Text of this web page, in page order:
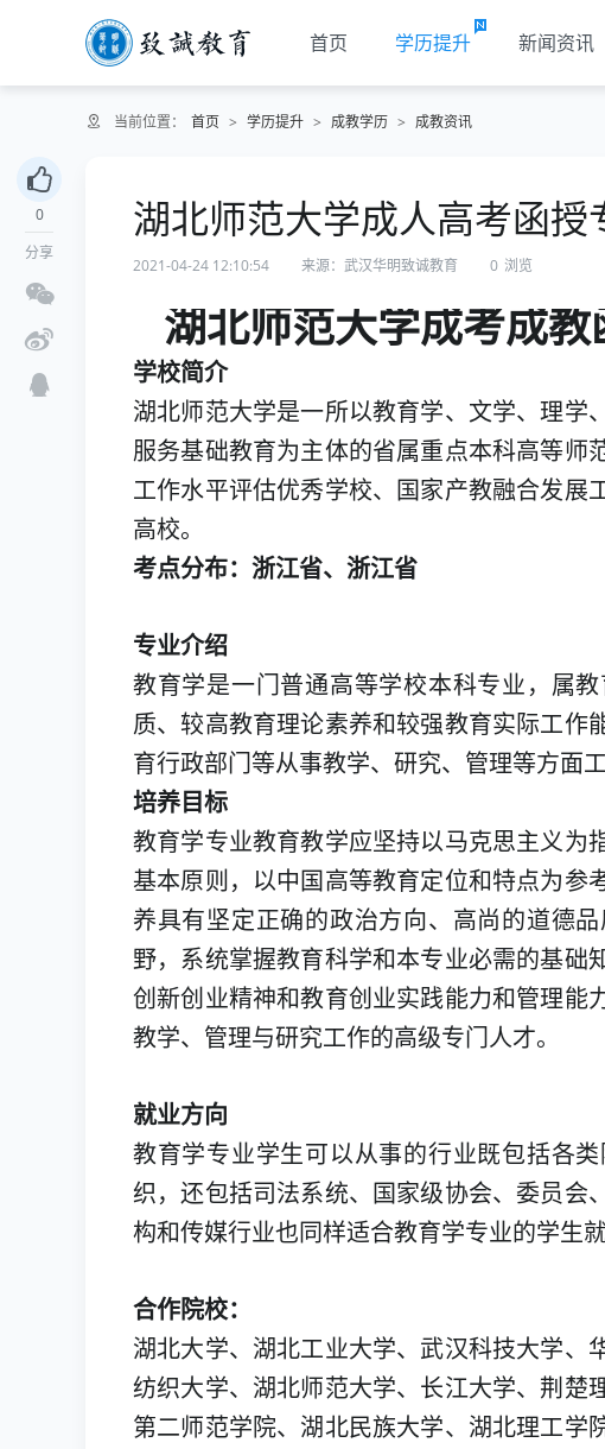
首页 学历提升 新闻资讯
当前位置： 首页 > 学历提升 > 成教学历 > 成教资讯
0
分享
湖北师范大学成人高考函
2021-04-24 12:10:54 来源：武汉华明致诚教育 0 浏览
湖北师范大学成考成
学校简介
湖北师范大学是一所以教育学、文学、理学
服务基础教育为主体的省属重点本科高等师
工作水平评估优秀学校、国家产教融合发展
高校。
考点分布：浙江省、浙江省
专业介绍
教育学是一门普通高等学校本科专业，属
质、较高教育理论素养和较强教育实际工作
育行政部门等从事教学、研究、管理等方面
培养目标
教育学专业教育教学应坚持以马克思主义为
基本原则，以中国高等教育定位和特点为参
养具有坚定正确的政治方向、高尚的道德
野，系统掌握教育科学和本专业必需的基础
创新创业精神和教育创业实践能力和管理能
教学、管理与研究工作的高级专门人才。
就业方向
教育学专业学生可以从事的行业既包括各
织，还包括司法系统、国家级协会、委员会
构和传媒行业也同样适合教育学专业的学生
合作院校：
湖北大学、湖北工业大学、武汉科技大学、
纺织大学、湖北师范大学、长江大学、荆楚
第二师范学院、湖北民族大学、湖北理工学